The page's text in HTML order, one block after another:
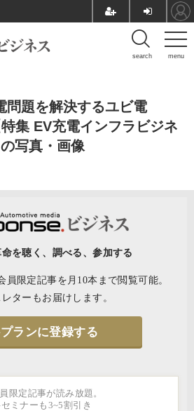
menu
search
問題を解決するユビ電
集 EV充電インフラビジネ
写真・画像
を聴く、調べる、参加する
員限定記事を月10本まで閲覧可能。
ターもお届けします。
ランに登録する
限定記事が読み放題。
ミナーも3~5割引き